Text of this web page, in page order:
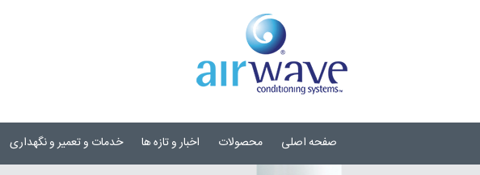
صفحه اصلی محصولات اخبار و تازه ها خدمات و تعمیر و نگهداری